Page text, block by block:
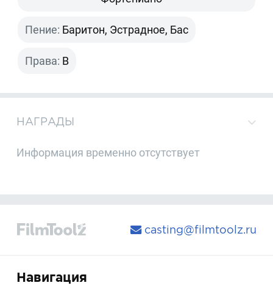
Пение: Баритон, Эстрадное, Бас
Права: B
НАГРАДЫ
Информация временно отсутствует
casting@filmtoolz.ru
Навигация